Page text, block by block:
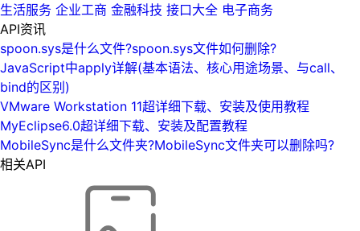
生活服务 企业工商 金融科技 接口大全 电子商务
API资讯
spoon.sys是什么文件?spoon.sys文件如何删除?
JavaScript中apply详解(基本语法、核心用途场景、与call、
bind的区别)
VMware Workstation 11超详细下载、安装及使用教程
MyEclipse6.0超详细下载、安装及配置教程
MobileSync是什么文件夹?MobileSync文件夹可以删除吗?
相关API